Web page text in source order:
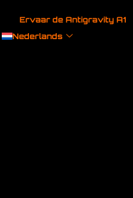
Ervaar de Antigravity A1
Nederlands